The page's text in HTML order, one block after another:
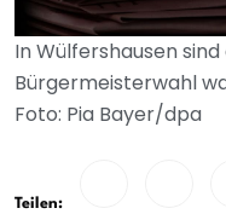
In Wülfershausen
Bürgermeisterwahl
Foto: Pia Bayer/dpa
Teilen: